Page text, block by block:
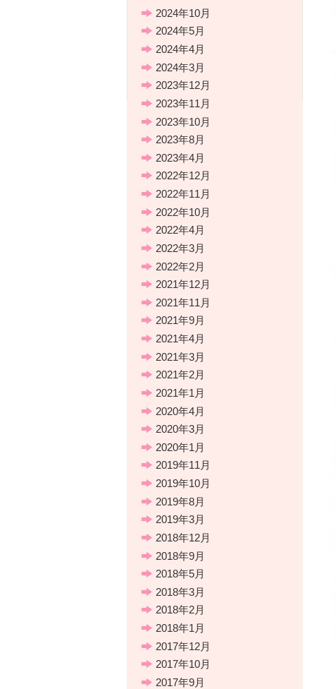
2024年10月
2024年5月
2024年4月
2024年3月
2023年12月
2023年11月
2023年10月
2023年8月
2023年4月
2022年12月
2022年11月
2022年10月
2022年4月
2022年3月
2022年2月
2021年12月
2021年11月
2021年9月
2021年4月
2021年3月
2021年2月
2021年1月
2020年4月
2020年3月
2020年1月
2019年11月
2019年10月
2019年8月
2019年3月
2018年12月
2018年9月
2018年5月
2018年3月
2018年2月
2018年1月
2017年12月
2017年10月
2017年9月